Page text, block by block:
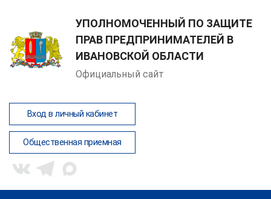
УПОЛНОМОЧЕННЫЙ ПО ЗАЩИТЕ
ПРАВ ПРЕДПРИНИМАТЕЛЕЙ В
ИВАНОВСКОЙ ОБЛАСТИ
Официальный сайт
Вход в личный кабинет
Общественная приемная